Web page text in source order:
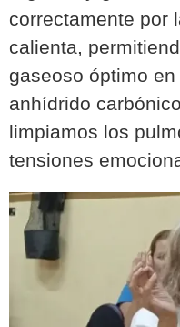
correctamente por
calienta,
gaseoso óptimo
anhídrido
limpiamos los
tensiones